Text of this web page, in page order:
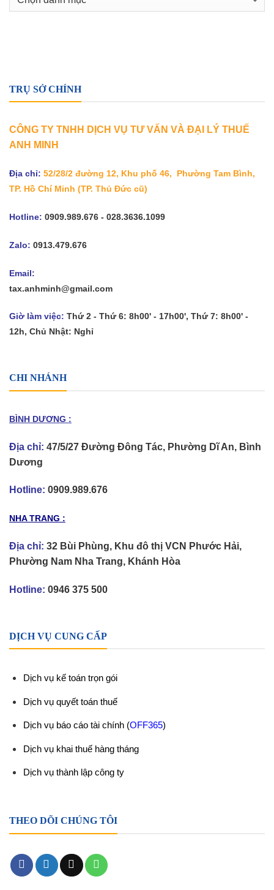
TRỤ SỞ CHÍNH
CÔNG TY TNHH DỊCH VỤ TƯ VẤN VÀ ĐẠI LÝ THUẾ
ANH MINH
Địa chỉ: 52/28/2 đường 12, Khu phố 46, Phường Tam Bình,
TP. Hồ Chí Minh (TP. Thủ Đức cũ)
Hotline: 0909.989.676 - 028.3636.1099
Zalo: 0913.479.676
Email:
tax.anhminh@gmail.com
Giờ làm việc: Thứ 2 - Thứ 6: 8h00' - 17h00', Thứ 7: 8h00' -
12h, Chủ Nhật: Nghỉ
CHI NHÁNH
BÌNH DƯƠNG :
Địa chỉ: 47/5/27 Đường Đông Tác, Phường Dĩ An, Bình
Dương
Hotline: 0909.989.676
NHA TRANG :
Địa chỉ: 32 Bùi Phùng, Khu đô thị VCN Phước Hải,
Phường Nam Nha Trang, Khánh Hòa
Hotline: 0946 375 500
DỊCH VỤ CUNG CẤP
Dịch vụ kế toán trọn gói
Dịch vụ quyết toán thuế
Dịch vụ báo cáo tài chính (OFF365)
Dịch vụ khai thuế hàng tháng
Dịch vụ thành lập công ty
THEO DÕI CHÚNG TÔI